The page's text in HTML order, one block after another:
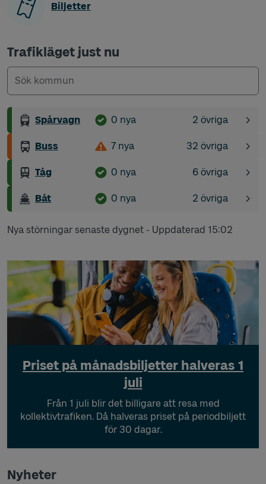
Biljetter
Trafikläget just nu
Kommun
Spårvagn Inga nya störningar
0 nya 2 övriga
2 övriga
Buss 7 nya störningar
7 nya 32 övriga
32 övriga
Tåg Inga nya störningar
0 nya 6 övriga
6 övriga
Båt Inga nya störningar
0 nya 2 övriga
2 övriga
Nya störningar senaste dygnet - Uppdaterad 15:02
Priset på månadsbiljetter halveras 1
juli
Från 1 juli blir det billigare att resa med
kollektivtrafiken. Då halveras priset på periodbiljett
för 30 dagar.
Nyheter